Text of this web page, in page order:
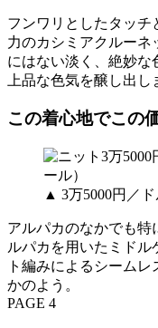
フンワリとしたタッチ
力のカシミアクルー
にはない淡く、絶妙
上品な色気を醸し出し
この着心地でこの
▲ 3万5000円／
アルパカのなかでも特
ルパカを用いたミド
ト編みによるシーム
かのよう。
PAGE 4